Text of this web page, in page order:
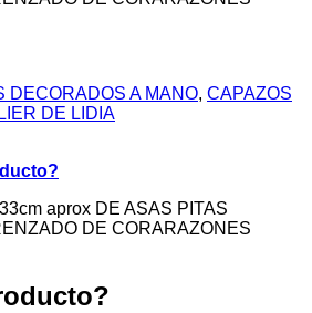
DECORADOS A MANO, CAPAZOS
DE LIDIA
aprox DE ASAS PITAS
DE CORARAZONES